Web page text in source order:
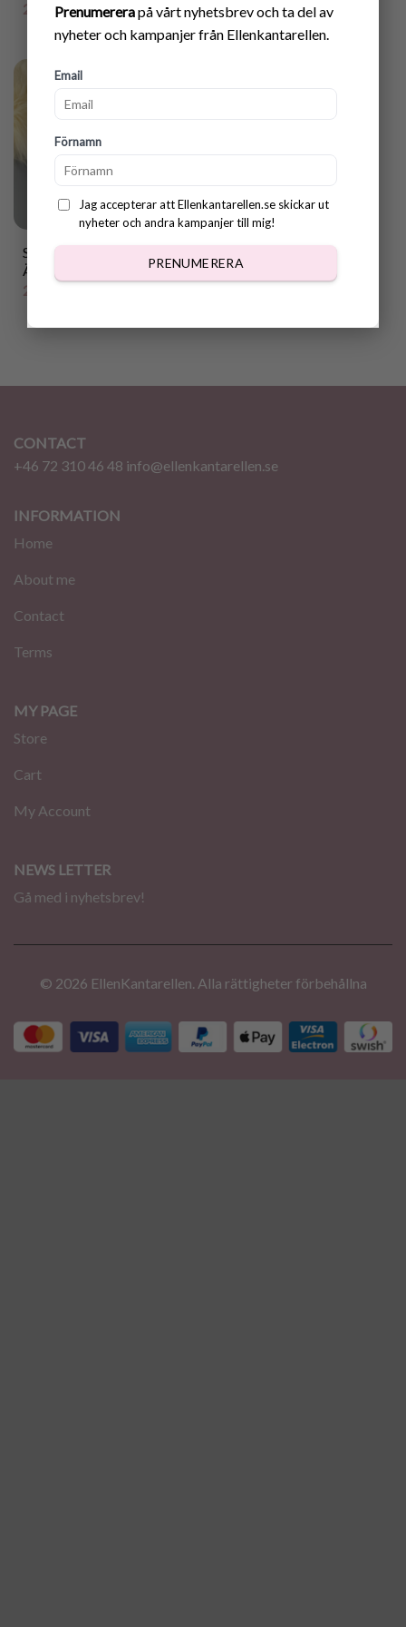
Prenumererapå vårt nyhetsbrev och ta del av
nyheter och kampanjer från Ellenkantarellen.
Email
Förnamn
Jag accepterar att Ellenkantarellen.se skickar ut
nyheter och andra kampanjer till mig!
PRENUMERERA
25.00kr
55.00kr
Supersöta Etiketter med
Älvor till virkade Rundlar
25.00
CONTACT
+46 72 310 46 48 info@ellenkantarellen.se
INFORMATION
Home
About me
Contact
Terms
MY PAGE
Store
Cart
My Account
NEWS LETTER
Gå med i nyhetsbrev!
© 2026 EllenKantarellen. Alla rättigheter förbehållna